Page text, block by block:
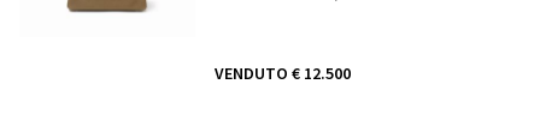
VENDUTO € 12.500